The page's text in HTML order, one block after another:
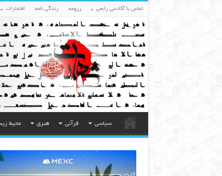
تماس با آکادمی رابعی رزومه زندگی نامه افتخارات
سیاسی قرآنی هنری محیط